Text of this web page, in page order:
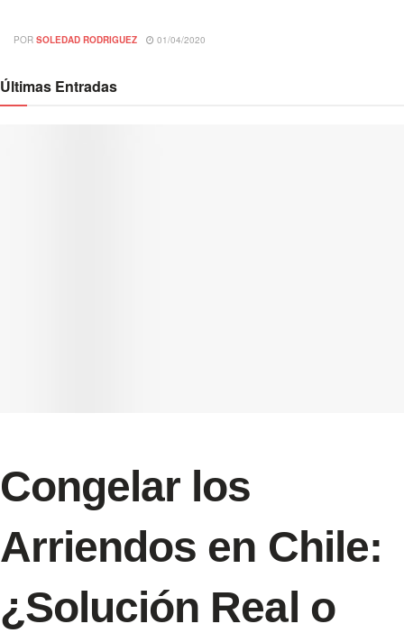
POR SOLEDAD RODRIGUEZ 01/04/2020
Últimas Entradas
Congelar los
Arriendos en Chile:
¿Solución Real o